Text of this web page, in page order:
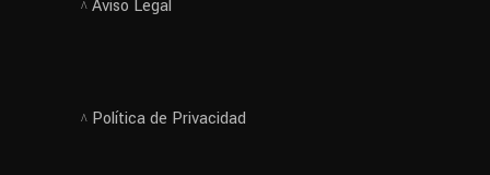
Aviso Legal
Política de Privacidad